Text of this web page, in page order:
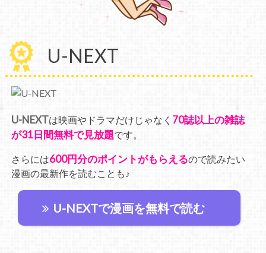
U-NEXT
U-NEXTは映画やドラマだけじゃなく 70誌以上の雑誌
が31日間無料で見放題です。
さらには600円分のポイントがもらえるので読みたい
漫画の最新作を読むことも♪
U-NEXTで漫画を無料で読む